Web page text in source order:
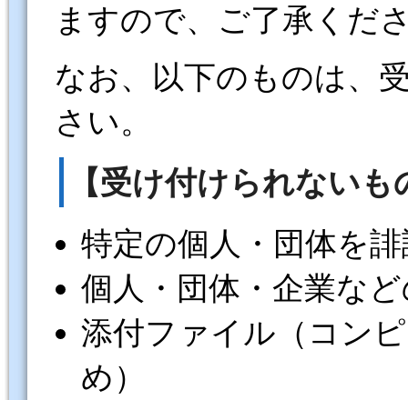
ますので、ご了承くだ
なお、以下のものは、
さい。
【受け付けられないも
特定の個人・団体を
個人・団体・企業な
添付ファイル（コン
め）